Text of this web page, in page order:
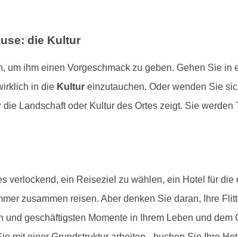
die Kultur
um ihm einen Vorgeschmack zu geben. Gehen Sie
in die Kultureinzutauchen. Oder wenden Sie
Landschaft oder Kultur des Ortes zeigt. Sie werden
verlockend, ein Reiseziel zu wählen, ein Hotel für
zusammen reisen. Aber denken Sie daran, Ihre
geschäftigsten Momente in Ihrem Leben und